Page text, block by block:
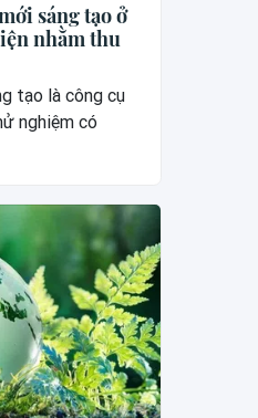
sáng tạo ở
nhằm thu
tạo là công cụ
nghiệm có